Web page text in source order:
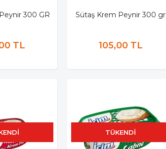
300 GR
TL
Sütaş Krem Peynir 300 gr
105,00 TL
TÜKENDI